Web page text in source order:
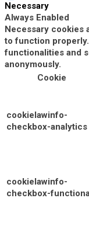
Necessary
Always Enabled
Necessary cookies
to function
functionalities and
anonymously.
Cookie
cookielawinfo-
checkbox-analytics
cookielawinfo-
checkbox-